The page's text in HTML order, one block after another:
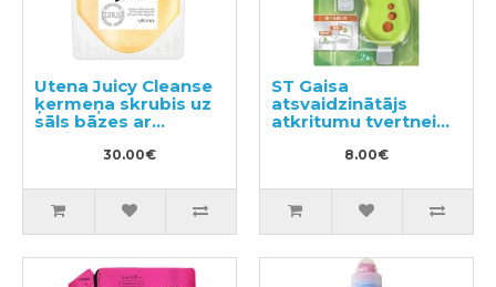
Utena Juicy Cleanse
ķermeņa skrubis uz
sāls bāzes ar
greipfrūta aromātu
30.00€
ST Gaisa
atsvaidzinātājs
atkritumu tvertnei
8.00€